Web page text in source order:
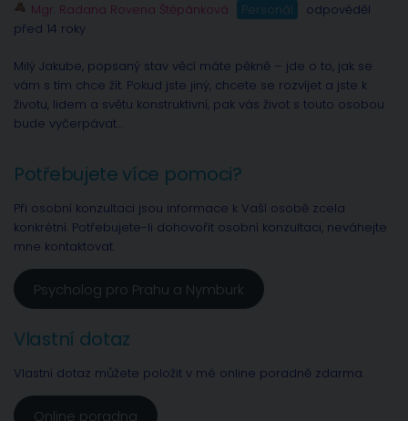
Mgr. Radana Rovena Štěpánková Personál
odpověděl
před 14 roky
Milý Jakube, popsaný stav věcí máte pěkně – jde o to, jak se
vám s tím chce žít. Pokud jste jiný, chcete se rozvíjet a jste k
životu, lidem a světu konstruktivní, pak vás život s touto osobou
bude vyčerpávat…
Potřebujete více pomoci?
Při osobní konzultaci jsou informace k Vaší osobě zcela
konkrétní. Potřebujete-li dohovořit osobní konzultaci, neváhejte
mne kontaktovat.
Psycholog pro Prahu a Nymburk
Vlastní dotaz
Vlastní dotaz můžete položit v mé online poradně zdarma.
Online poradna